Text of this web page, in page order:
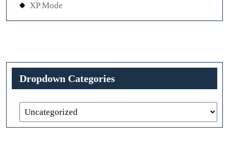
XP Mode
Dropdown Categories